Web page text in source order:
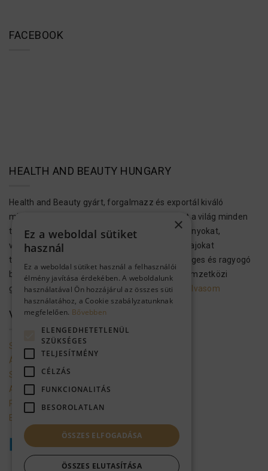
FACEBOOK
HEALTH AND BEAUTY HUNGARY
Health and Beauty gyárt, forgalmazz és exportál kiváló
minőségű bőr-, test- és hajápolási termékeket a világ minden
tájára. Ezek a kozmetikumok Holt-tengeri ásványokat,
vitaminokat, növényi kivonatokat és aromás olajokat
tartalmaznak, hogy megvalósítsák az egészséges és ragyogó
bőrt és hajat. A H&B kozmetikai termékek a nemzetközi
gyártási előírásoknak megfelelően…..Tovább olvasom
VEVŐSZOLGÁLAT
Szolgáltató adatai
Általános szerződési feltételek
Szállítási feltételek
Adatkezelési tájékoztató
Promóciók mappa a gmailbe
Ellálás a szerződéstől
×
Ez a weboldal sütiket
használ
Ez a weboldal sütiket használ a felhasználói
élmény javítása érdekében. A weboldalunk
használatával Ön hozzájárul az összes süti
használatához, a Cookie szabályzatunknak
megfelelően. Bővebben
ELENGEDHETETLENÜL
SZÜKSÉGES
TELJESÍTMÉNY
CÉLZÁS
FUNKCIONALITÁS
BESOROLATLAN
ÖSSZES ELFOGADÁSA
ÖSSZES ELUTASÍTÁSA